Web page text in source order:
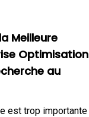
Meilleure
Optimisation
au
est trop importante